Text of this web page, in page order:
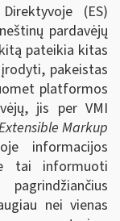
(ES)
pardavėjų
pateikia kitas
pakeistas
platformos
jis per VMI
Markup
informacijos
tai informuoti
nei vienas